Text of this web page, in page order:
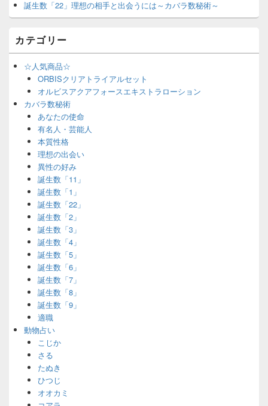
誕生数「22」理想の相手と出会うには～カバラ数秘術～
カテゴリー
☆人気商品☆
ORBISクリアトライアルセット
オルビスアクアフォースエキストラローション
カバラ数秘術
あなたの使命
有名人・芸能人
本質性格
理想の出会い
異性の好み
誕生数「11」
誕生数「1」
誕生数「22」
誕生数「2」
誕生数「3」
誕生数「4」
誕生数「5」
誕生数「6」
誕生数「7」
誕生数「8」
誕生数「9」
適職
動物占い
こじか
さる
たぬき
ひつじ
オオカミ